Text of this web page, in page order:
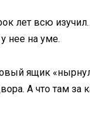
лет всю
нее на уме.
ящик
А что там за